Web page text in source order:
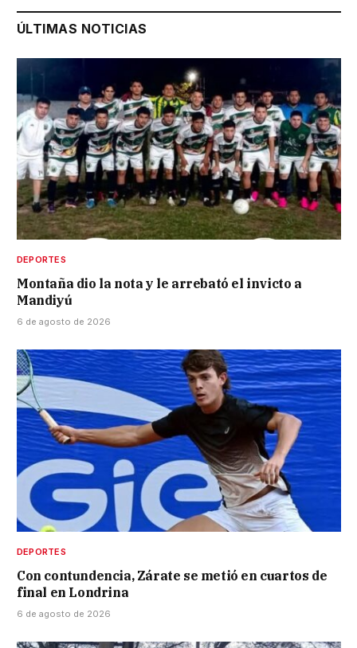
ÚLTIMAS NOTICIAS
DEPORTES
Montaña dio la nota y le arrebató el invicto a
Mandiyú
6 de agosto de 2026
DEPORTES
Con contundencia, Zárate se metió en cuartos de
final en Londrina
6 de agosto de 2026